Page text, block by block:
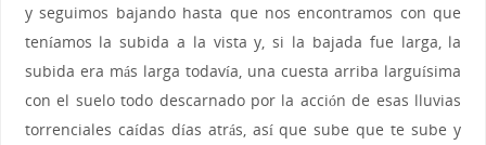
y seguimos bajando hasta que nos encontramos con que
teníamos la subida a la vista y, si la bajada fue larga, la
subida era más larga todavía, una cuesta arriba larguísima
con el suelo todo descarnado por la acción de esas lluvias
torrenciales caídas días atrás, así que sube que te sube y